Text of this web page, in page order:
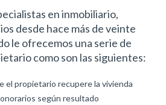
en inmobiliario,
desde hace más de veinte
le ofrecemos una serie de
como son las siguientes:
el propietario recupere la vivienda
según resultado